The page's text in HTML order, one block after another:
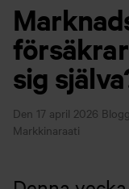
sig
Den 17 april 2026
Markkinaraati